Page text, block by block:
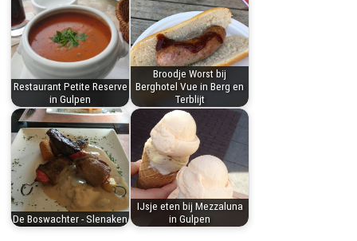
Restaurant Petite Reserve
in Gulpen
Broodje Worst bij
Berghotel Vue in Berg en
Terblijt
De Boswachter - Slenaken
IJsje eten bij Mezzaluna
in Gulpen